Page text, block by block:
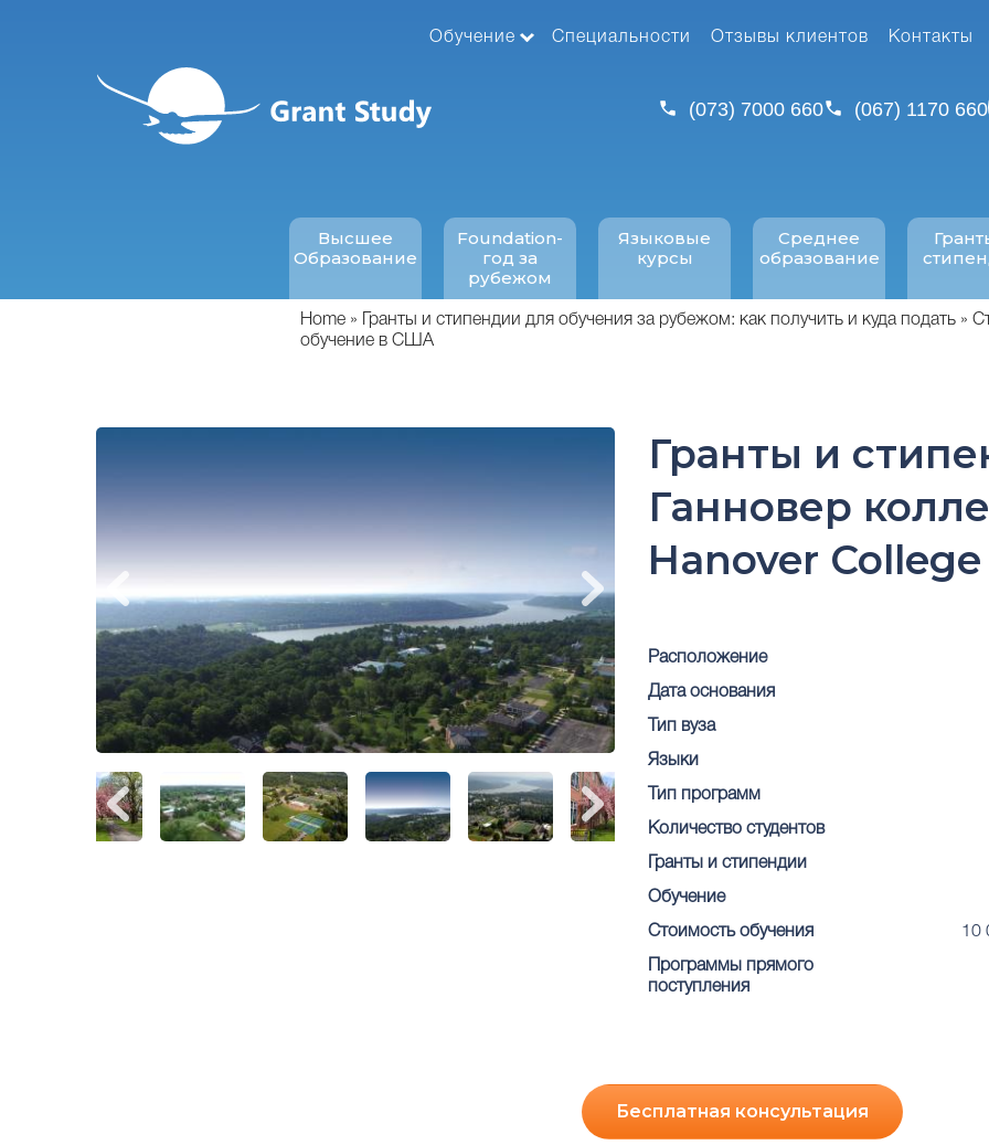
содержанию
Обучение Специальности Отзывы клиентов Контакты
(073) 7000 660 (067) 1170 660
Высшее
Образование
Foundation-
год за
рубежом
Языковые
курсы
Среднее
образование
Home Гранты и стипендии для обучения за рубежом: как получить и куда подать
обучение в США
Гранты и
Ганновер
Hanover College
Расположение
Дата основания
Тип вуза
Языки
Тип программ
Количество студентов
Гранты и стипендии
Обучение
Стоимость обучения 10
Программы прямого
поступления
Бесплатная консультация